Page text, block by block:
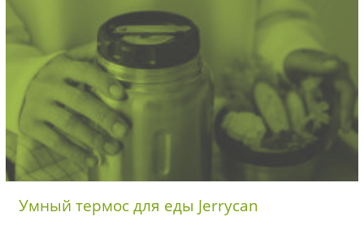
Умный термос для еды Jerrycan